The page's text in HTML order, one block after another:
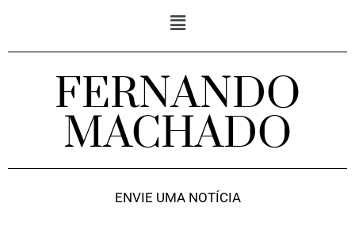
FERNANDO
MACHADO
ENVIE UMA NOTÍCIA